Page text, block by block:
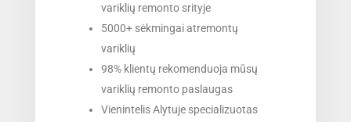
variklių remonto srityje
5000+ sėkmingai atremontų
variklių
98% klientų rekomenduoja mūsų
variklių remonto paslaugas
Vienintelis Alytuje specializuotas